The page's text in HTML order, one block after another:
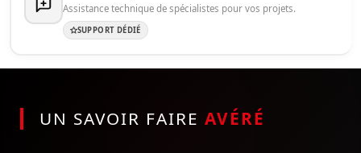
Assistance technique de spécialistes pour vos projets.
SUPPORT DÉDIÉ
UN SAVOIR FAIRE AVÉRÉ